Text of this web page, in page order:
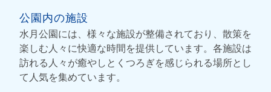
公園内の施設
水月公園には、様々な施設が整備されており、散策を
楽しむ人々に快適な時間を提供しています。各施設は
訪れる人々が癒やしとくつろぎを感じられる場所とし
て人気を集めています。